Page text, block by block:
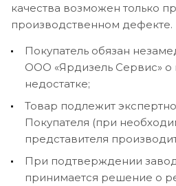
качества возможен только
производственном дефекте.
Покупатель обязан
ООО «Ярдизель Сервис»
недостатке;
Товар подлежит
Покупателя (при
представителя
При подтверждении
принимается решение о